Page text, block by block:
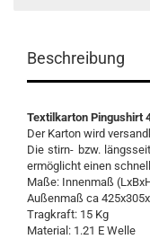
Beschreibung
Textilkarton Pingushirt
Der Karton wird
Die stirn- bzw.
ermöglicht einen
Maße: Innenmaß
Außenmaß ca
Tragkraft: 15 Kg
Material: 1.21 E Welle